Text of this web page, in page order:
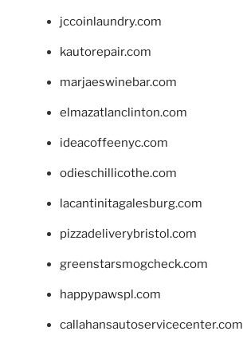
jccoinlaundry.com
kautorepair.com
marjaeswinebar.com
elmazatlanclinton.com
ideacoffeenyc.com
odieschillicothe.com
lacantinitagalesburg.com
pizzadeliverybristol.com
greenstarsmogcheck.com
happypawspl.com
callahansautoservicecenter.com